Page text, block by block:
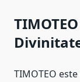
TIMOTEO